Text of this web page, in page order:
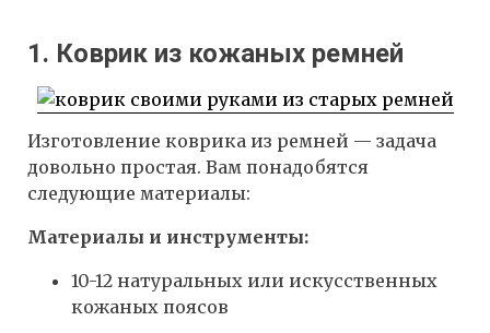
1. Коврик из кожаных ремней
Изготовление коврика из ремней — задача
довольно простая. Вам понадобятся
следующие материалы:
Материалы и инструменты:
10-12 натуральных или искусственных
кожаных поясов